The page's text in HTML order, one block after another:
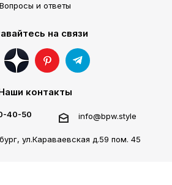
Вопросы и ответы
на связи
контакты
40-50 info@bpw.style
ул.Караваевская д.59 пом. 45